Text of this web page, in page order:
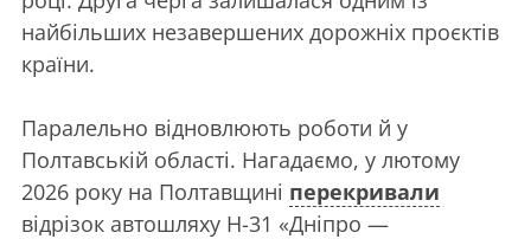
найбільших незавершених дорожніх проєктів
країни.
Паралельно відновлюють роботи й у
Полтавській області. Нагадаємо, у лютому
2026 року на Полтавщині перекривали
відрізок автошляху Н-31 «Дніпро —